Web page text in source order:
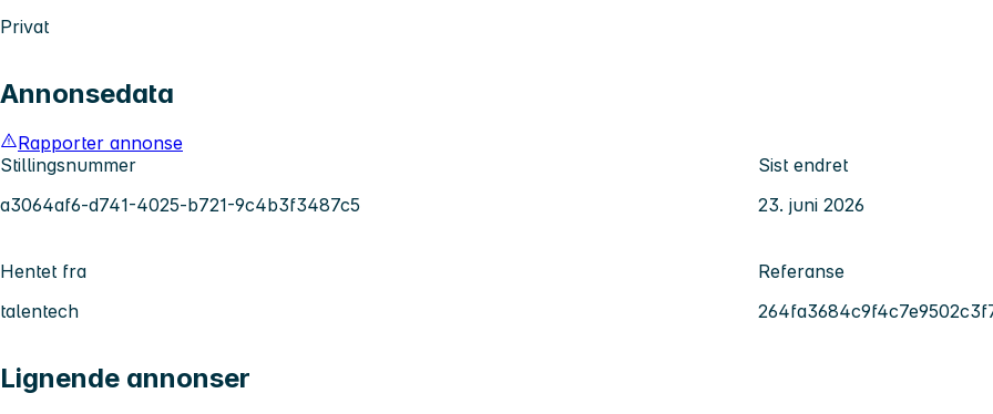
Privat
Annonsedata
Rapporter annonse
Stillingsnummer
a3064af6-d741-4025-b721-9c4b3f3487c5
Sist endret
23. juni 2026
Hentet fra
talentech
Referanse
Lignende annonser